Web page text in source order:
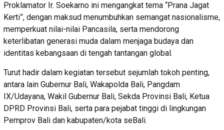
Proklamator Ir. Soekarno ini mengangkat tema “Prana Jagat
Kerti”, dengan maksud menumbuhkan semangat nasionalisme,
memperkuat nilai-nilai Pancasila, serta mendorong
keterlibatan generasi muda dalam menjaga budaya dan
identitas kebangsaan di tengah tantangan global.
Turut hadir dalam kegiatan tersebut sejumlah tokoh penting,
antara lain Gubernur Bali, Wakapolda Bali, Pangdam
IX/Udayana, Wakil Gubernur Bali, Sekda Provinsi Bali, Ketua
DPRD Provinsi Bali, serta para pejabat tinggi di lingkungan
Pemprov Bali dan kabupaten/kota seBali.